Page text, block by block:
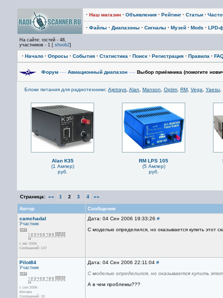
· Наш магазин · Объявления · Рейтинг · Статьи ·
· Файлы · Диапазоны · Сигналы · Музей · Mods · LPD-
На сайте: гостей - 48,
участников - 1 [ shoob2]
· Начало · Опросы · События · Статистика · Поиск · Регистрация · Правила ·
Форум —› Авиационный диапазон —› Выбор приёмника (помогите
Блоки питания для радиотехники: Ajetrays Alan Manson Optim RM Vega Yaesu
Alan K35
(1 Ампер)
руб.
RM LPS 105
(5 Ампер)
руб.
Страница: «« 1 2 3 4 »»
Автор
Сообщение
camchadal
Участник
с авг 2006
Сообщений: 137
Дата: 04 Сен 2006 19:33:26 #
С моделью определился, но оказывается купить этот
Pilot84
Участник
с сен 2006
Москва
Сообщений: 19
Дата: 04 Сен 2006 22:11:04 #
С моделью определился, но оказывается купить
А в чем проблемы???